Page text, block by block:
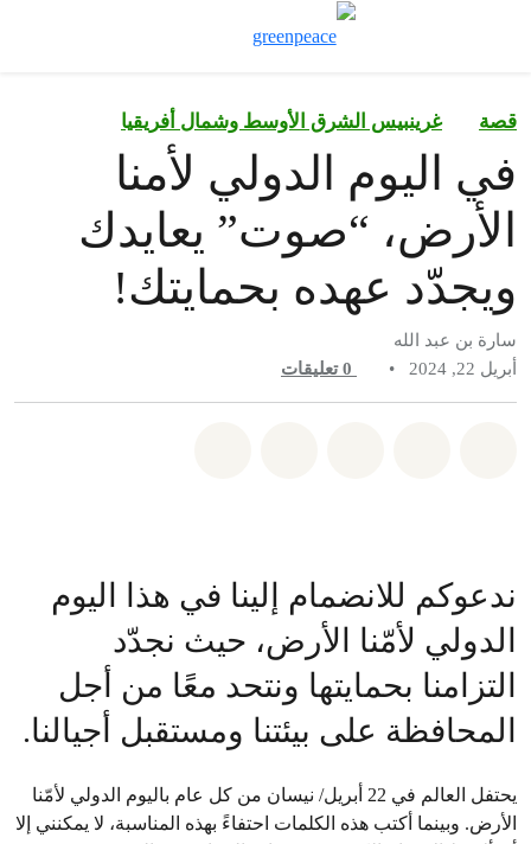
قصة غرينبيس الشرق الأوسط وشمال أفريقيا
في اليوم الدولي لأمنا
الأرض، “صوت” يعايدك
ويجدّد عهده بحمايتك!
سارة بن عبد الله
أبريل 22, 2024
•
0 تعليقات
ندعوكم للانضمام إلينا في هذا اليوم
الدولي لأمّنا الأرض، حيث نجدّد
التزامنا بحمايتها ونتحد معًا من أجل
المحافظة على بيئتنا ومستقبل أجيالنا.
يحتفل العالم في 22 أبريل/ نيسان من كل عام باليوم الدولي لأمّنا
الأرض. وبينما أكتب هذه الكلمات احتفاءً بهذه المناسبة، لا يمكنني إلا